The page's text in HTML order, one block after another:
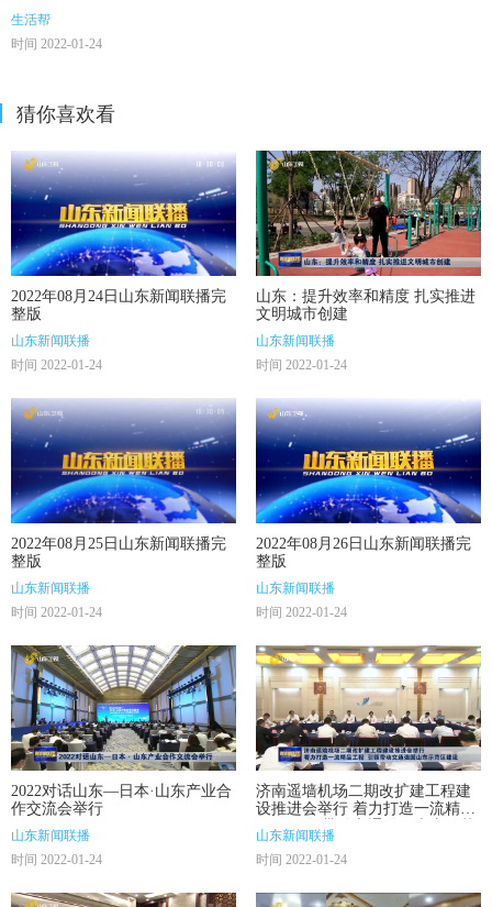
生活帮
时间 2022-01-24
猜你喜欢看
2022年08月24日山东新闻联播完
整版
山东新闻联播
时间 2022-01-24
山东：提升效率和精度 扎实推进
文明城市创建
山东新闻联播
时间 2022-01-24
2022年08月25日山东新闻联播完
整版
山东新闻联播
时间 2022-01-24
2022年08月26日山东新闻联播完
整版
山东新闻联播
时间 2022-01-24
2022对话山东—日本·山东产业合
作交流会举行
山东新闻联播
时间 2022-01-24
济南遥墙机场二期改扩建工程建
设推进会举行 着力打造一流精品
工程 引领带动交通强国山东示范
区建设
山东新闻联播
时间 2022-01-24